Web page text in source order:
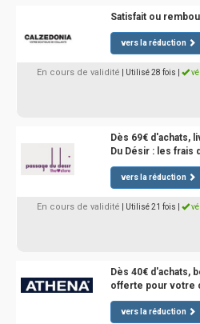
Satisfait ou
vers la réduction
En cours de validité | Utilisé 28 fois
Dès 69€ d'achats,
Du Désir : les
vers la réduction
En cours de validité | Utilisé 21 fois
Dès 40€ d'achats,
offerte pour votre
vers la réduction